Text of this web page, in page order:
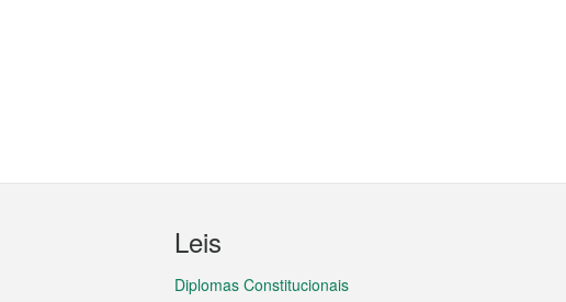
Leis
Diplomas Constitucionais